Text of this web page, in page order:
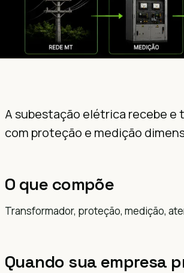
A subestação elétrica recebe e
com proteção e medição
O que compõe
Transformador, proteção, medição,
Quando sua empresa